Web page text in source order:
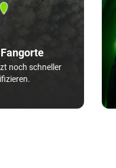
noch schneller